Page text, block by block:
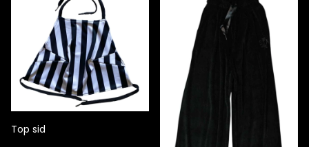
Top sid